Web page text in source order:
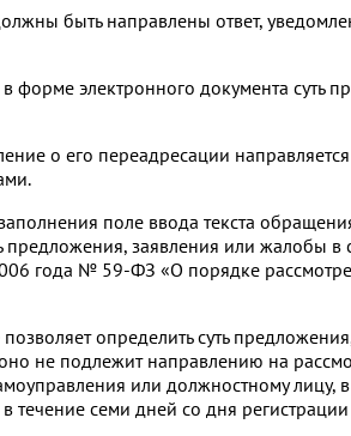
быть направлены ответ,
форме электронного документа суть
о его переадресации
поле ввода текста
предложения, заявления или жалобы в
года № 59-ФЗ «О порядке
определить суть
не подлежит направлению на
или должностному лицу, в
течение семи дней со дня